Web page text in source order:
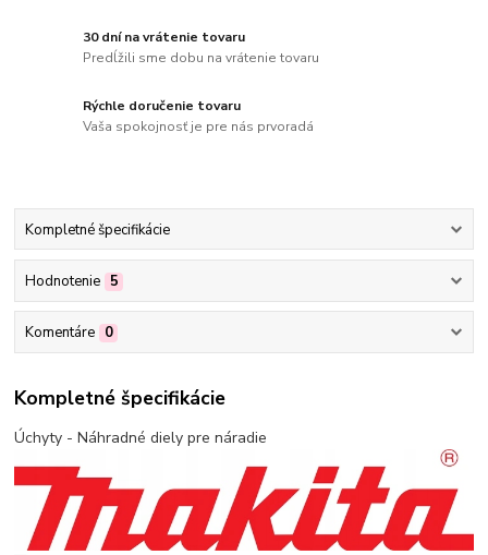
30 dní na vrátenie tovaru
Predĺžili sme dobu na vrátenie tovaru
Rýchle doručenie tovaru
Vaša spokojnosť je pre nás prvoradá
Kompletné špecifikácie
Hodnotenie 5
Komentáre 0
Kompletné špecifikácie
Úchyty - Náhradné diely pre náradie